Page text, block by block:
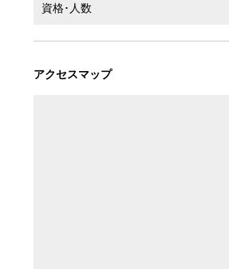
資格･人数
アクセスマップ